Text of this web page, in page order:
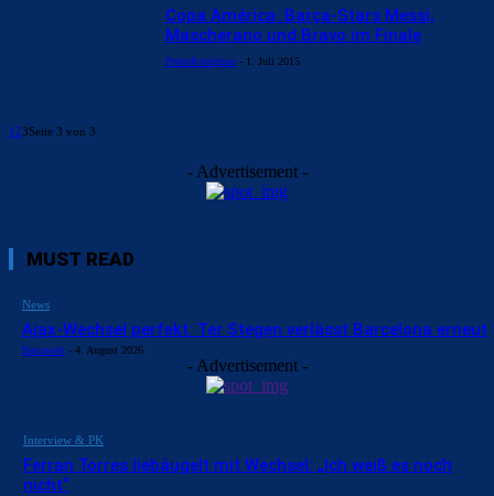
Copa América: Barça-Stars Messi,
Mascherano und Bravo im Finale
PedroRodriguez - 1. Juli 2015
123Seite 3 von 3
- Advertisement -
MUST READ
News
Ajax-Wechsel perfekt: Ter Stegen verlässt Barcelona erneut
Barçawelt - 4. August 2026
- Advertisement -
Interview & PK
Ferran Torres liebäugelt mit Wechsel: „Ich weiß es noch
nicht“